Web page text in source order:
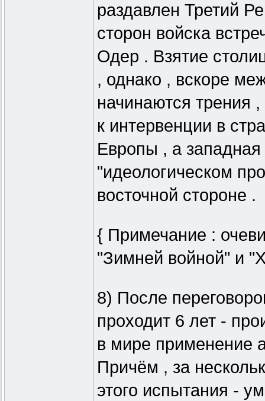
раздавлен Третий
сторон войска
Одер . Взятие
, однако , вскоре
начинаются трения
к интервенции в
Европы , а западная
"идеологическом
восточной стороне .
{ Примечание :
"Зимней войной" и
8) После
проходит 6 лет -
в мире применение
Причём , за
этого испытания -